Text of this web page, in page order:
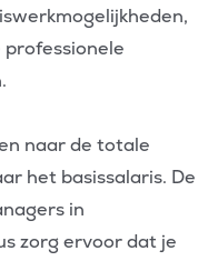
naar de totale
het basissalaris. De
in
zorg ervoor dat je